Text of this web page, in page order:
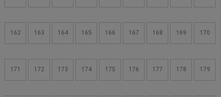
162 163 164 165 166 167 168 169 170
171 172 173 174 175 176 177 178 179